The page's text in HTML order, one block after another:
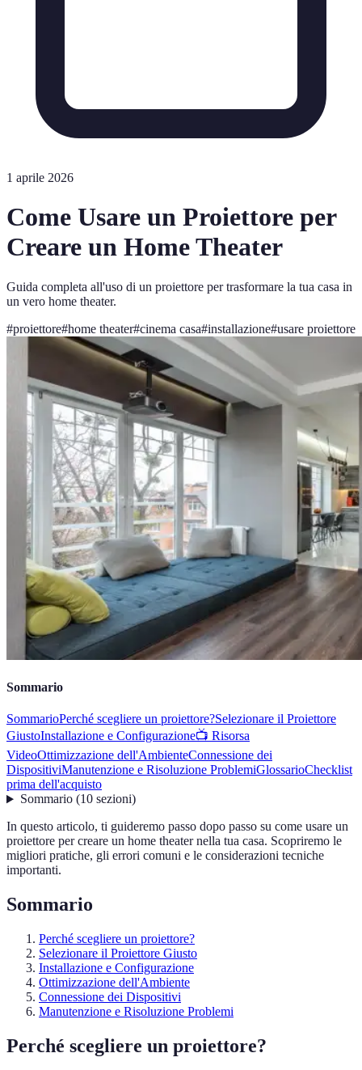
1 aprile 2026
Come Usare un Proiettore per
Creare un Home Theater
Guida completa all'uso di un proiettore per trasformare la tua casa in
un vero home theater.
#proiettore#home theater#cinema casa#installazione#usare proiettore
Sommario
SommarioPerché scegliere un proiettore?Selezionare il Proiettore
GiustoInstallazione e Configurazione📺 Risorsa
VideoOttimizzazione dell'AmbienteConnessione dei
DispositiviManutenzione e Risoluzione ProblemiGlossarioChecklist
prima dell'acquisto
Sommario(10 sezioni)
In questo articolo, ti guideremo passo dopo passo su come usare un
proiettore per creare un home theater nella tua casa. Scopriremo le
migliori pratiche, gli errori comuni e le considerazioni tecniche
importanti.
Sommario
Perché scegliere un proiettore?
Selezionare il Proiettore Giusto
Installazione e Configurazione
Ottimizzazione dell'Ambiente
Connessione dei Dispositivi
Manutenzione e Risoluzione Problemi
Perché scegliere un proiettore?